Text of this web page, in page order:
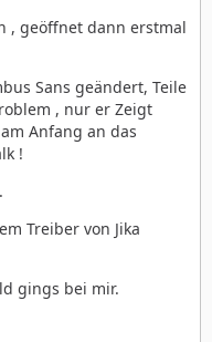
, geöffnet dann erstmal
Sans geändert, Teile
, nur er Zeigt
Anfang an das
!
Treiber von Jika
gings bei mir.